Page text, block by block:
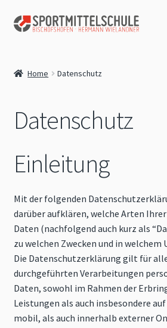
Zur
Zum
Warenkorb
Home Datenschutz
Datenschutz
Einleitung
Mit der folgenden
darüber aufklären, welche Arten
Daten (nachfolgend auch kurz als
zu welchen Zwecken und in
Die Datenschutzerklärung gilt für
durchgeführten Verarbeitungen
Daten, sowohl im Rahmen der
Leistungen als auch insbesondere
mobil, als auch innerhalb externer